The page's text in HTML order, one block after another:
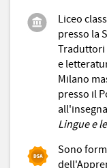
Liceo
presso la
Traduttori
e
Milano
presso il
Lingue e
Sono